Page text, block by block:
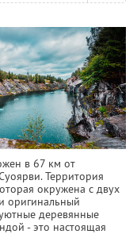
в 67 км от
Территория
окружена с двух
оригинальный
деревянные
- это настоящая